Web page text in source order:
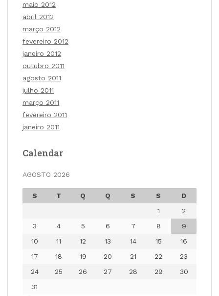
maio 2012
abril 2012
março 2012
fevereiro 2012
janeiro 2012
outubro 2011
agosto 2011
julho 2011
março 2011
fevereiro 2011
janeiro 2011
Calendar
AGOSTO 2026
S T Q Q S S
D
1
2
3
4 5 6 7 8
9
10
11 12 13 14 15
16
17
18 19 20 21 22
23
24
25 26 27 28 29
30
31